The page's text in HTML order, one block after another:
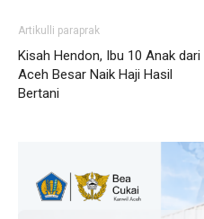
Artikulli paraprak
Kisah Hendon, Ibu 10 Anak dari
Aceh Besar Naik Haji Hasil
Bertani